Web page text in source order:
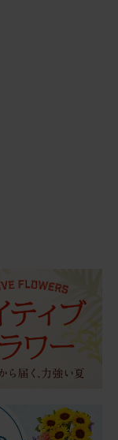
。胡蝶蘭が入
まま飾れたの
ジメント
メント
2026/02/26